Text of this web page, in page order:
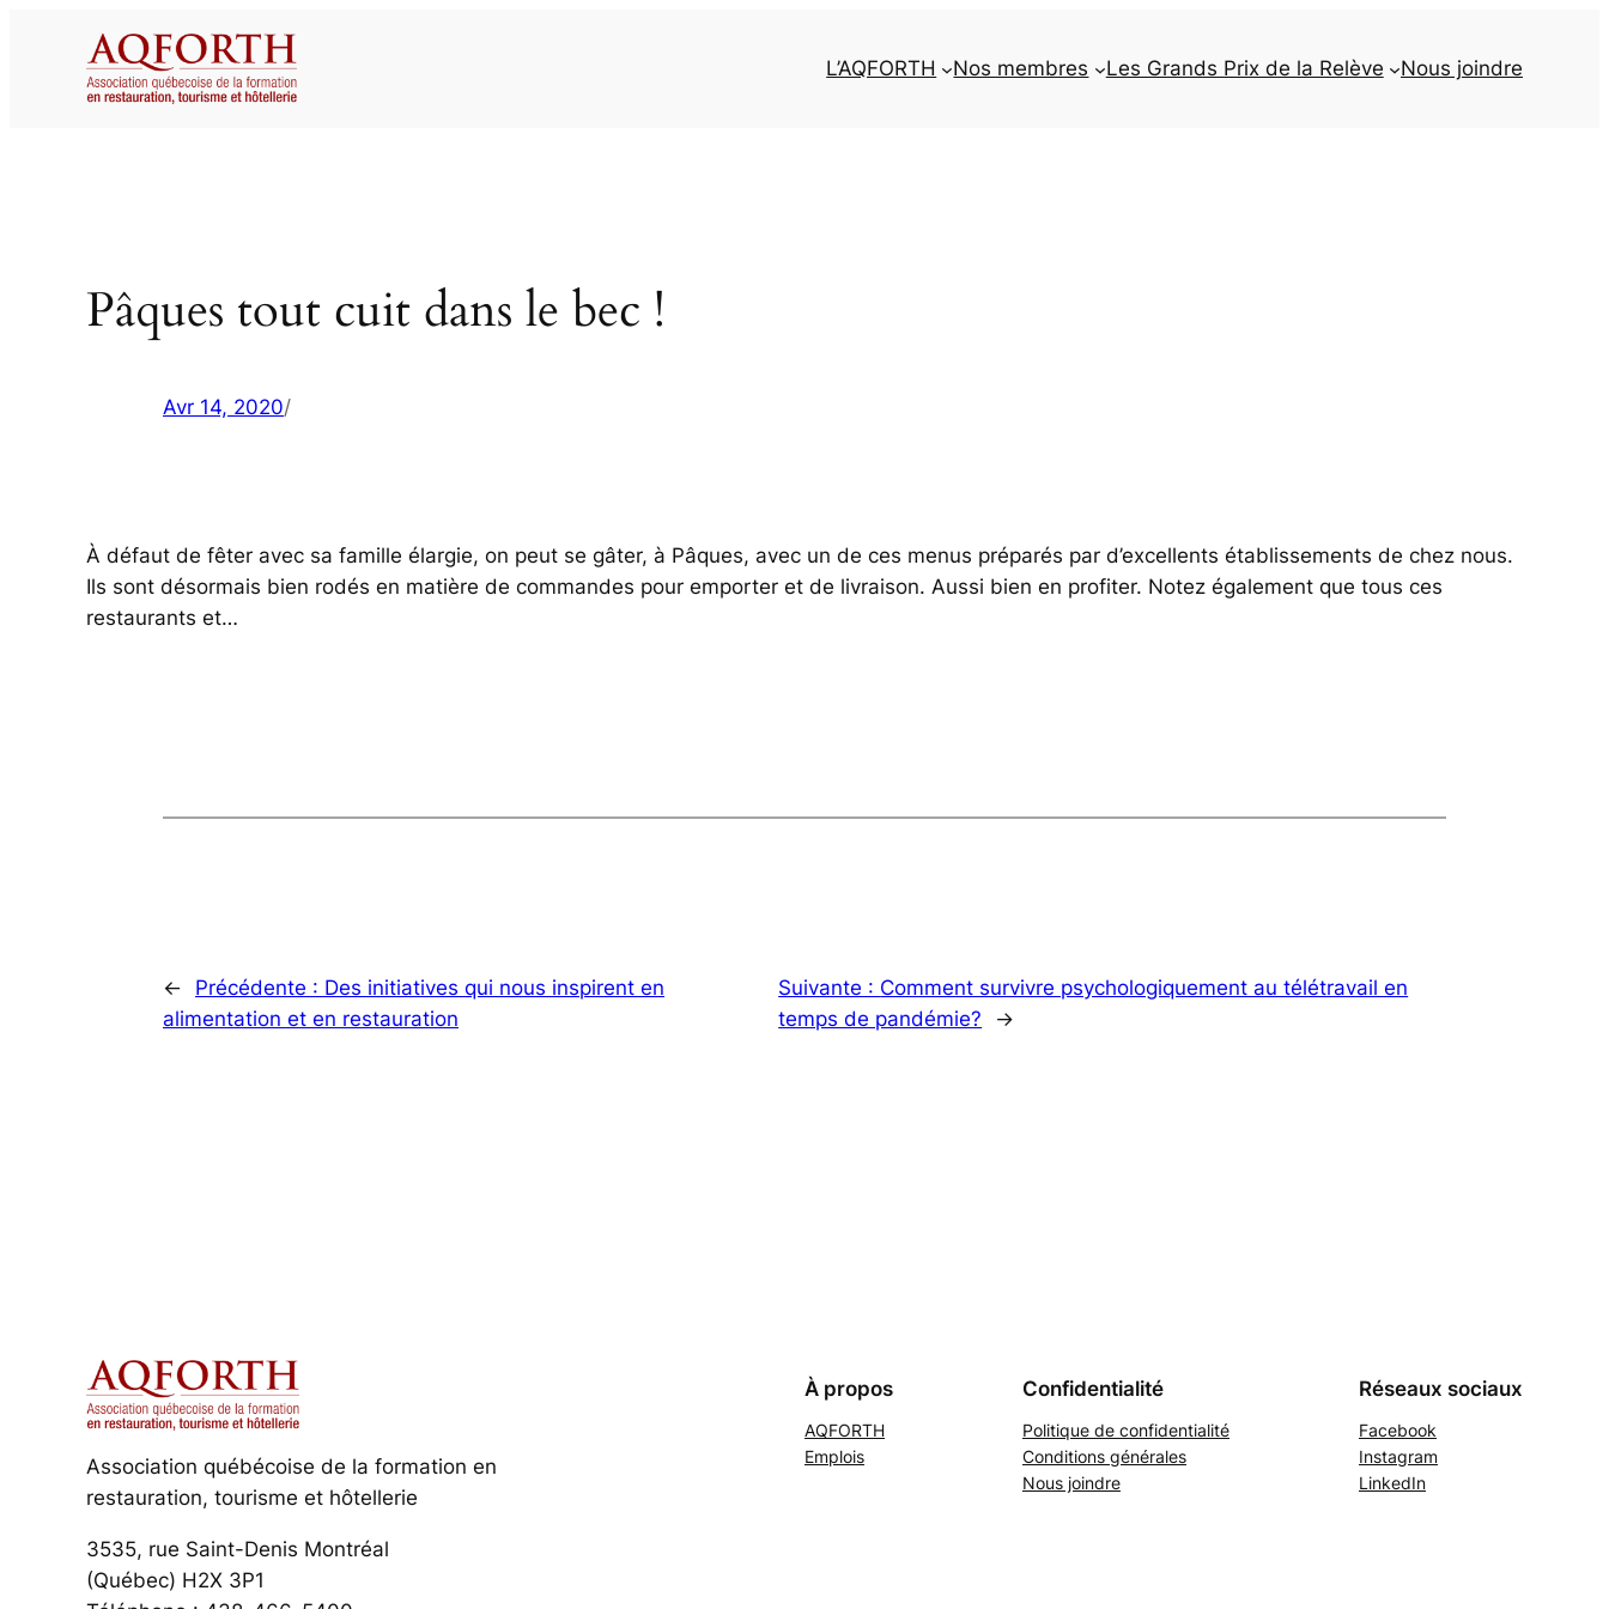
L’AQFORTH Nos membres Les Grands Prix de la Relève Nous joindre
Pâques tout cuit dans le bec !
Avr 14, 2020/
À défaut de fêter avec sa famille élargie, on peut se gâter, à Pâques, avec un de ces menus préparés par d’excellents établissements de chez nous.
Ils sont désormais bien rodés en matière de commandes pour emporter et de livraison. Aussi bien en profiter. Notez également que tous ces
restaurants et…
← Précédente : Des initiatives qui nous inspirent en
alimentation et en restauration
Suivante : Comment survivre psychologiquement au télétravail en
temps de pandémie?
→
Association québécoise de la formation en
restauration, tourisme et hôtellerie
3535, rue Saint-Denis Montréal
(Québec) H2X 3P1
À propos
AQFORTH
Emplois
Confidentialité
Politique de confidentialité
Conditions générales
Nous joindre
Réseaux sociaux
Facebook
Instagram
LinkedIn